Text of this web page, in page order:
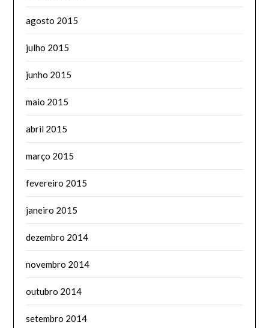
agosto 2015
julho 2015
junho 2015
maio 2015
abril 2015
março 2015
fevereiro 2015
janeiro 2015
dezembro 2014
novembro 2014
outubro 2014
setembro 2014